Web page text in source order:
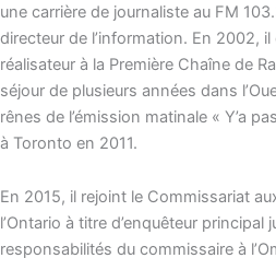
une carrière de journaliste au FM
directeur de l’information. En 2002,
réalisateur à la Première Chaîne de
séjour de plusieurs années dans
rênes de l’émission matinale « Y’a
à Toronto en 2011.
En 2015, il rejoint le Commissariat
l’Ontario à titre d’enquêteur principal
responsabilités du commissaire à